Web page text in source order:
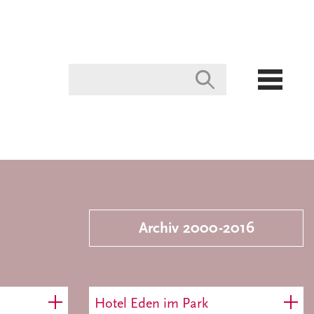
Archiv 2000-2016
Hotel Eden im Park